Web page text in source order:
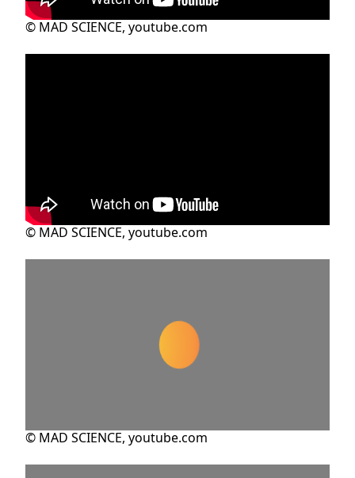
© MAD SCIENCE, youtube.com
© MAD SCIENCE, youtube.com
© MAD SCIENCE, youtube.com